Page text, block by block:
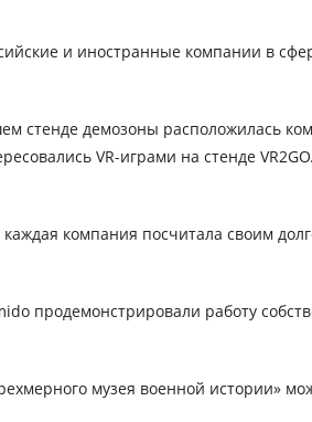
и иностранные компании в
стенде демозоны расположилась
VR-играми на стенде VR2GO.
компания посчитала своим
продемонстрировали работу
музея военной истории»